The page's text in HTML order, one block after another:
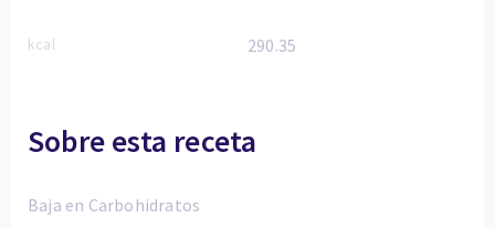
kcal 290.35
Sobre esta receta
Baja en Carbohidratos